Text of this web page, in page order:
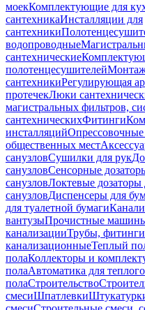
моекКомплектующие для
сантехникаИнсталляции для
сантехники
водопроводные
сантехнические
полотенцесушителей
сантехникиРегулирующая
протечекЛюки
магистральных фильтров,
сантехническихФитинги
инсталляций
общественных мест
санузловСушилки для рук
санузловСенсорные
санузловЛоктевые
санузловДиспенсеры для
для туалетной бумаги
вантузыПрочистные
канализацииТрубы,
канализационныеТеплый
полаКоллекторы и
полаАвтоматика для теплого
полаСтроительство
смесиШпатлевки